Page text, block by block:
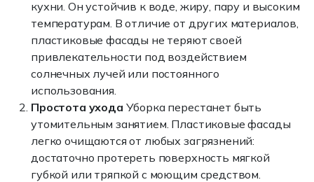
кухни. Он устойчив к воде, жиру, пару и высоким
температурам. В отличие от других материалов,
пластиковые фасады не теряют своей
привлекательности под воздействием
солнечных лучей или постоянного
использования.
Простота уходаУборка перестанет быть
утомительным занятием. Пластиковые фасады
легко очищаются от любых загрязнений:
достаточно протереть поверхность мягкой
губкой или тряпкой с моющим средством.